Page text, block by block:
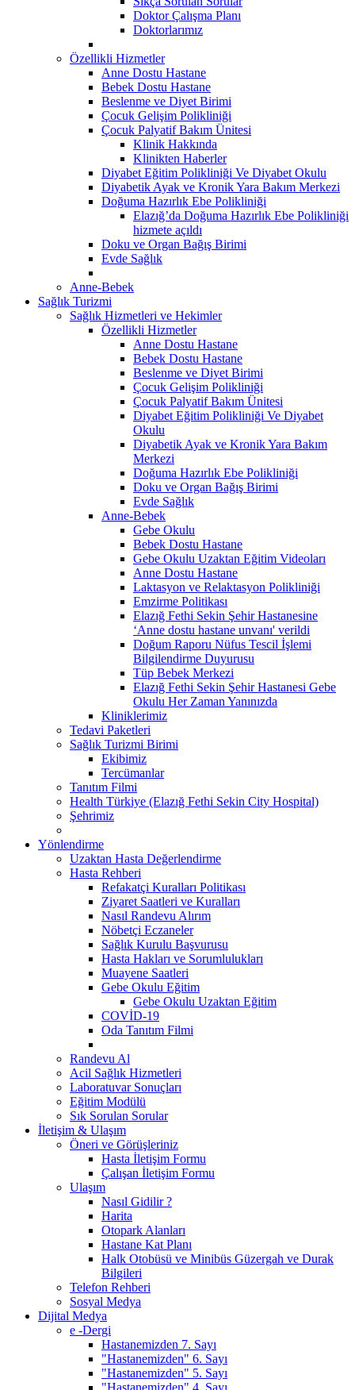
Doktor Çalışma Planı
Doktorlarımız
Özellikli Hizmetler
Anne Dostu Hastane
Bebek Dostu Hastane
Beslenme ve Diyet Birimi
Çocuk Gelişim Polikliniği
Çocuk Palyatif Bakım Ünitesi
Klinik Hakkında
Klinikten Haberler
Diyabet Eğitim Polikliniği Ve Diyabet Okulu
Diyabetik Ayak ve Kronik Yara Bakım Merkezi
Doğuma Hazırlık Ebe Polikliniği
Elazığ’da Doğuma Hazırlık Ebe Polikliniği
hizmete açıldı
Doku ve Organ Bağış Birimi
Evde Sağlık
Anne-Bebek
Sağlık Turizmi
Sağlık Hizmetleri ve Hekimler
Özellikli Hizmetler
Anne Dostu Hastane
Bebek Dostu Hastane
Beslenme ve Diyet Birimi
Çocuk Gelişim Polikliniği
Çocuk Palyatif Bakım Ünitesi
Diyabet Eğitim Polikliniği Ve Diyabet
Okulu
Diyabetik Ayak ve Kronik Yara Bakım
Merkezi
Doğuma Hazırlık Ebe Polikliniği
Doku ve Organ Bağış Birimi
Evde Sağlık
Anne-Bebek
Gebe Okulu
Bebek Dostu Hastane
Gebe Okulu Uzaktan Eğitim Videoları
Anne Dostu Hastane
Laktasyon ve Relaktasyon Polikliniği
Emzirme Politikası
Elazığ Fethi Sekin Şehir Hastanesine
‘Anne dostu hastane unvanı' verildi
Doğum Raporu Nüfus Tescil İşlemi
Bilgilendirme Duyurusu
Tüp Bebek Merkezi
Elazığ Fethi Sekin Şehir Hastanesi Gebe
Okulu Her Zaman Yanınızda
Kliniklerimiz
Tedavi Paketleri
Sağlık Turizmi Birimi
Ekibimiz
Tercümanlar
Tanıtım Filmi
Health Türkiye (Elazığ Fethi Sekin City Hospital)
Şehrimiz
Yönlendirme
Uzaktan Hasta Değerlendirme
Hasta Rehberi
Refakatçi Kuralları Politikası
Ziyaret Saatleri ve Kuralları
Nasıl Randevu Alırım
Nöbetçi Eczaneler
Sağlık Kurulu Başvurusu
Hasta Hakları ve Sorumlulukları
Muayene Saatleri
Gebe Okulu Eğitim
Gebe Okulu Uzaktan Eğitim
COVİD-19
Oda Tanıtım Filmi
Randevu Al
Acil Sağlık Hizmetleri
Laboratuvar Sonuçları
Eğitim Modülü
Sık Sorulan Sorular
İletişim & Ulaşım
Öneri ve Görüşleriniz
Hasta İletişim Formu
Çalışan İletişim Formu
Ulaşım
Nasıl Gidilir ?
Harita
Otopark Alanları
Hastane Kat Planı
Halk Otobüsü ve Minibüs Güzergah ve Durak
Bilgileri
Telefon Rehberi
Sosyal Medya
Dijital Medya
e -Dergi
Hastanemizden 7. Sayı
"Hastanemizden" 6. Sayı
"Hastanemizden" 5. Sayı
"Hastanemizden" 4. Sayı